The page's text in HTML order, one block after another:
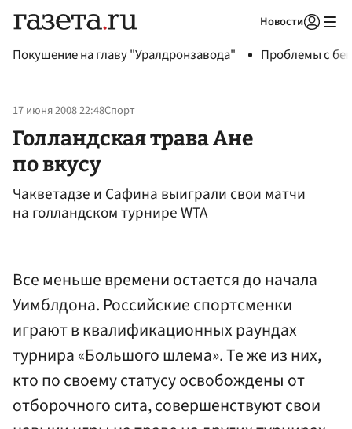
Новости
Покушение на главу "Уралдронзавода" Проблемы с
17 июня 2008 22:48Спорт
Голландская трава Ане
по вкусу
Чакветадзе и Сафина выиграли свои матчи
на голландском турнире WTA
Все меньше времени остается до начала
Уимблдона. Российские спортсменки
играют в квалификационных раундах
турнира «Большого шлема». Те же из них,
кто по своему статусу освобождены от
отборочного сита, совершенствуют свои